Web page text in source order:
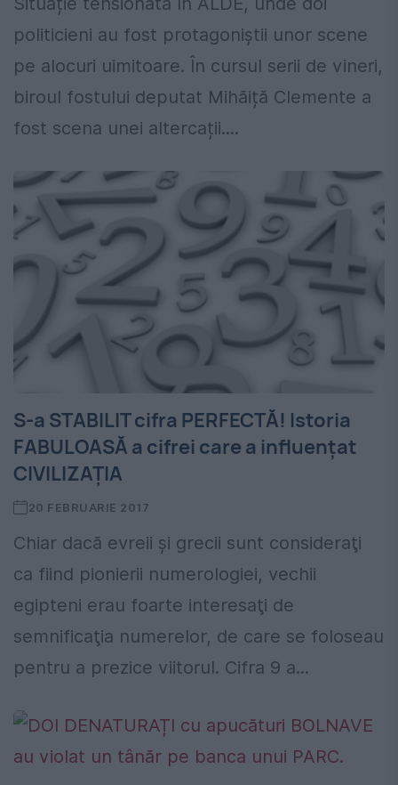
politicieni au fost protagoniștii unor scene
pe alocuri uimitoare. În cursul serii de vineri,
biroul fostului deputat Mihăiță Clemente a
fost scena unei altercații....
S-a STABILIT cifra PERFECTĂ! Istoria
FABULOASĂ a cifrei care a influenţat
CIVILIZAŢIA
20 FEBRUARIE 2017
Chiar dacă evreii şi grecii sunt consideraţi
ca fiind pionierii numerologiei, vechii
egipteni erau foarte interesaţi de
semnificaţia numerelor, de care se foloseau
pentru a prezice viitorul. Cifra 9 a...